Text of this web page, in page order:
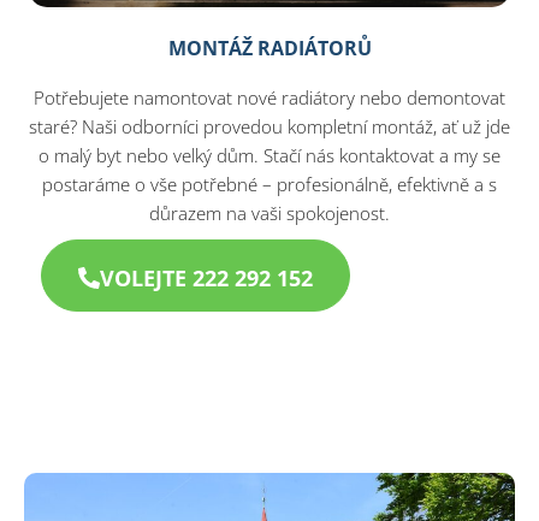
MONTÁŽ RADIÁTORŮ
Potřebujete namontovat nové radiátory nebo demontovat
staré? Naši odborníci provedou kompletní montáž, ať už jde
o malý byt nebo velký dům. Stačí nás kontaktovat a my se
postaráme o vše potřebné – profesionálně, efektivně a s
důrazem na vaši spokojenost.
VOLEJTE 222 292 152